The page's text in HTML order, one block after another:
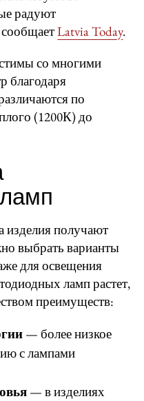
радуют
сообщаетLatvia Today.
со многими
благодаря
по
(1200К) до
изделия получают
выбрать варианты
для освещения
ламп растет,
преимуществ:
— более низкое
с лампами
— в изделиях